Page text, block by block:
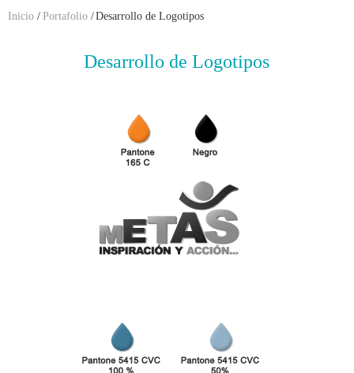
Inicio/ Portafolio /Desarrollo de Logotipos
Desarrollo de Logotipos